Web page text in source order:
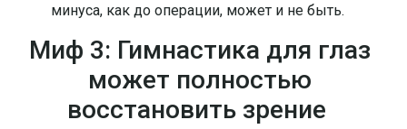
минуса, как до операции, может и не быть.
Миф 3: Гимнастика для глаз
может полностью
восстановить зрение